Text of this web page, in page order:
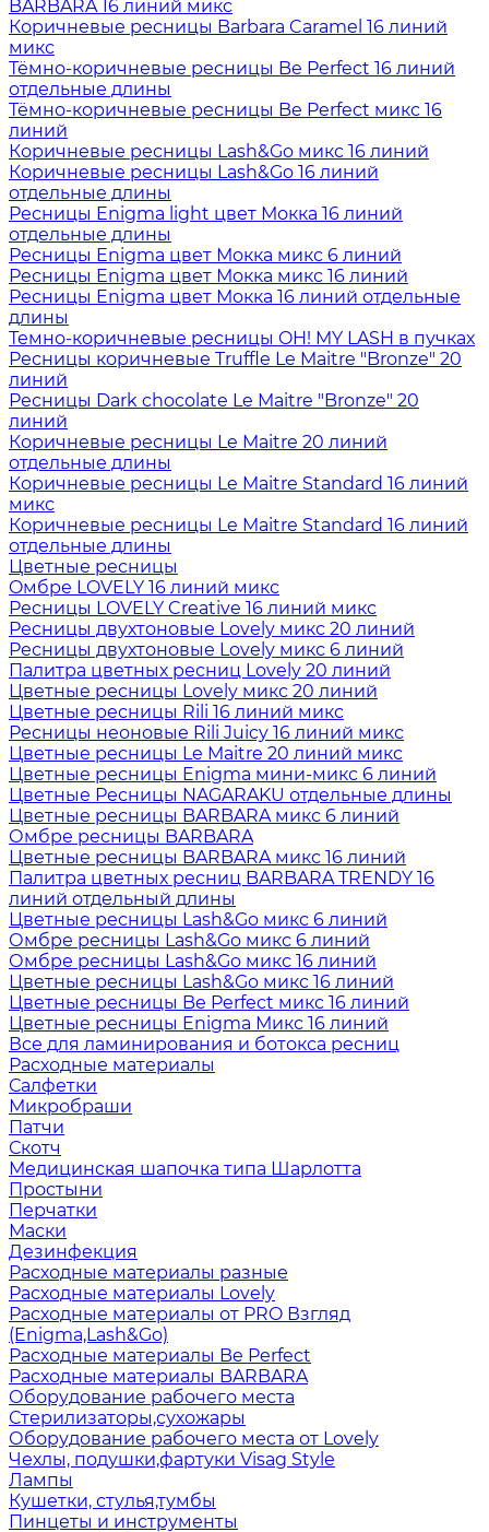
BARBARA 16 линий микс
Коричневые ресницы Barbara Caramel 16 линий
микс
Тёмно-коричневые ресницы Be Perfect 16 линий
отдельные длины
Тёмно-коричневые ресницы Be Perfect микс 16
линий
Коричневые ресницы Lash&Go микс 16 линий
Коричневые ресницы Lash&Go 16 линий
отдельные длины
Ресницы Enigma light цвет Мокка 16 линий
отдельные длины
Ресницы Enigma цвет Мокка микс 6 линий
Ресницы Enigma цвет Мокка микс 16 линий
Ресницы Enigma цвет Мокка 16 линий отдельные
длины
Темно-коричневые ресницы OH! MY LASH в пучках
Ресницы коричневые Truffle Le Maitre "Bronze" 20
линий
Ресницы Dark chocolate Le Maitre "Bronze" 20
линий
Коричневые ресницы Le Maitre 20 линий
отдельные длины
Коричневые ресницы Le Maitre Standard 16 линий
микс
Коричневые ресницы Le Maitre Standard 16 линий
отдельные длины
Цветные ресницы
Oмбре LOVELY 16 линий микс
Ресницы LOVELY Creative 16 линий микс
Ресницы двухтоновые Lovely микс 20 линий
Ресницы двухтоновые Lovely микс 6 линий
Палитра цветных ресниц Lovely 20 линий
Цветные ресницы Lovely микс 20 линий
Цветные ресницы Rili 16 линий микс
Ресницы неоновые Rili Juicy 16 линий микс
Цветные ресницы Le Maitre 20 линий микс
Цветные ресницы Enigma мини-микс 6 линий
Цветные Ресницы NAGARAKU отдельные длины
Цветные ресницы BARBARA микс 6 линий
Омбре ресницы BARBARA
Цветные ресницы BARBARA микс 16 линий
Палитра цветных ресниц BARBARA TRENDY 16
линий отдельный длины
Цветные ресницы Lash&Go микс 6 линий
Омбре ресницы Lash&Go микс 6 линий
Омбре ресницы Lash&Go микс 16 линий
Цветные ресницы Lash&Go микс 16 линий
Цветные ресницы Be Perfect микс 16 линий
Цветные ресницы Enigma Микс 16 линий
Все для ламинирования и ботокса ресниц
Расходные материалы
Салфетки
Микробраши
Патчи
Скотч
Медицинская шапочка типа Шарлотта
Простыни
Перчатки
Маски
Дезинфекция
Расходные материалы разные
Расходные материалы Lovely
Расходные материалы от PRO Взгляд
(Enigma,Lash&Go)
Расходные материалы Be Perfect
Расходные материалы BARBARA
Оборудование рабочего места
Стерилизаторы,сухожары
Оборудование рабочего места от Lovely
Чехлы, подушки,фартуки Visag Style
Лампы
Кушетки, стулья,тумбы
Пинцеты и инструменты